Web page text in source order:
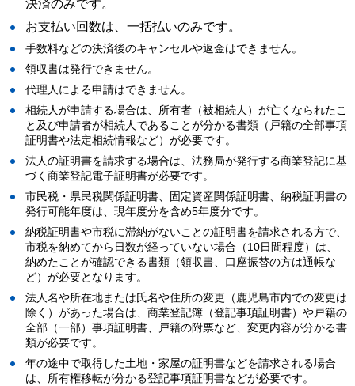
決済のみです。
お支払い回数は、一括払いのみです。
手数料などの決済後のキャンセルや返金はできません。
領収書は発行できません。
代理人による申請はできません。
相続人が申請する場合は、所有者（被相続人）が亡くなられたこ
と及び申請者が相続人であることが分かる書類（戸籍の全部事項
証明書や法定相続情報など）が必要です。
法人の証明書を請求する場合は、法務局が発行する商業登記に基
づく商業登記電子証明書が必要です。
市民税・県民税関係証明書、固定資産関係証明書、納税証明書の
発行可能年度は、現年度分を含め5年度分です。
納税証明書や市税に滞納がないことの証明書を請求される方で、
市税を納めてから日数が経っていない場合（10日間程度）は、
納めたことが確認できる書類（領収書、口座振替の方は通帳な
ど）が必要となります。
法人名や所在地または氏名や住所の変更（鹿児島市内での変更は
除く）があった場合は、商業登記簿（登記事項証明書）や戸籍の
全部（一部）事項証明書、戸籍の附票など、変更内容が分かる書
類が必要です。
年の途中で取得した土地・家屋の証明書などを請求される場合
は、所有権移転が分かる登記事項証明書などが必要です。